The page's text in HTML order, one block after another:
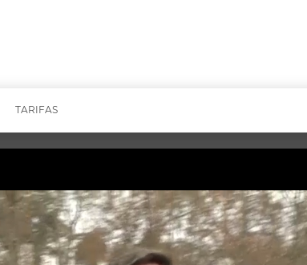
DR. BEAUTY
EL SEÑOR DE LOS CIELOS
ARGENTINOS X ARGENTINA
HAIR RECOVERY
GOSSIP
ENTROMETIDOS EN LA TELE
TARIFAS